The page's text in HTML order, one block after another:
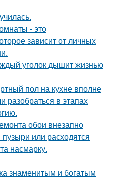
- это
зависит от личных
уголок дышит жизнью
пол на кухне вполне
разобраться в этапах
обои внезапно
или расходятся
насмарку.
знаменитым и богатым